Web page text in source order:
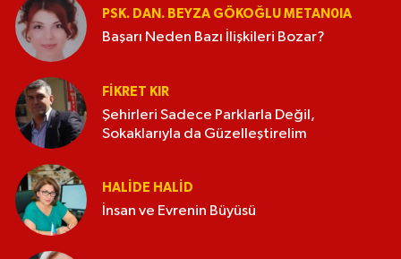
PSK. DAN. BEYZA GÖKOĞLU METAN0IA
Başarı Neden Bazı İlişkileri Bozar?
FIKRET KIR
Şehirleri Sadece Parklarla Değil,
Sokaklarıyla da Güzelleştirelim
HALIDE HALID
İnsan ve Evrenin Büyüsü